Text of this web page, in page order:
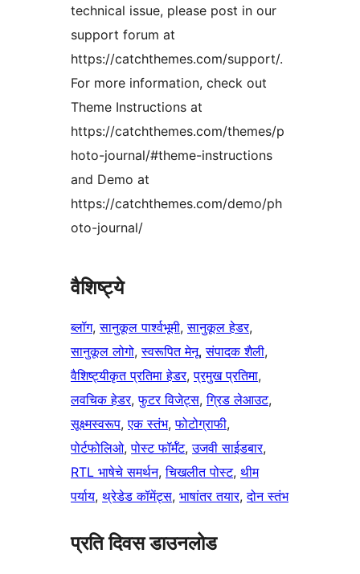
technical issue, please post in our
support forum at
https://catchthemes.com/support/.
For more information, check out
Theme Instructions at
https://catchthemes.com/themes/p
hoto-journal/#theme-instructions
and Demo at
https://catchthemes.com/demo/ph
oto-journal/
वैशिष्ट्ये
ब्लॉग, सानुकूल पार्श्वभूमी, सानुकूल हेडर
सानुकूल लोगो, स्वरूपित मेनू, संपादक शैली
वैशिष्ट्यीकृत प्रतिमा हेडर, प्रमुख प्रतिमा
लवचिक हेडर, फुटर विजेट्स, ग्रिड लेआउट
सूक्ष्मस्वरूप, एक स्तंभ, फोटोग्राफी
पोर्टफोलिओ, पोस्ट फॉर्मॅट, उजवी साईडबार
RTL भाषेचे समर्थन, चिखलीत पोस्ट, थीम
पर्याय, थ्रेडेड कॉमेंट्स, भाषांतर तयार, दोन स्तंभ
प्रति दिवस डाउनलोड